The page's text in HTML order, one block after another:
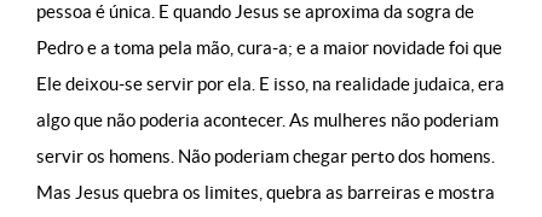
pessoa é única. E quando Jesus se aproxima da sogra de
Pedro e a toma pela mão, cura-a; e a maior novidade foi que
Ele deixou-se servir por ela. E isso, na realidade judaica, era
algo que não poderia acontecer. As mulheres não poderiam
servir os homens. Não poderiam chegar perto dos homens.
Mas Jesus quebra os limites, quebra as barreiras e mostra